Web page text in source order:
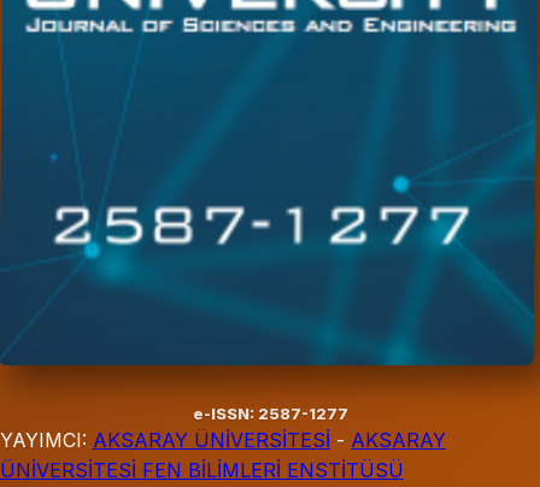
e-ISSN: 2587-1277
YAYIMCI: AKSARAY ÜNİVERSİTESİ - AKSARAY
ÜNİVERSİTESİ FEN BİLİMLERİ ENSTİTÜSÜ